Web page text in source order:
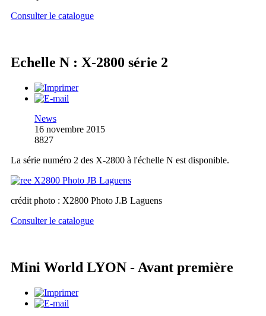
Consulter le catalogue
Echelle N : X-2800 série 2
News
16 novembre 2015
8827
La série numéro 2 des X-2800 à l'échelle N est disponible.
crédit photo : X2800 Photo J.B Laguens
Consulter le catalogue
Mini World LYON - Avant première